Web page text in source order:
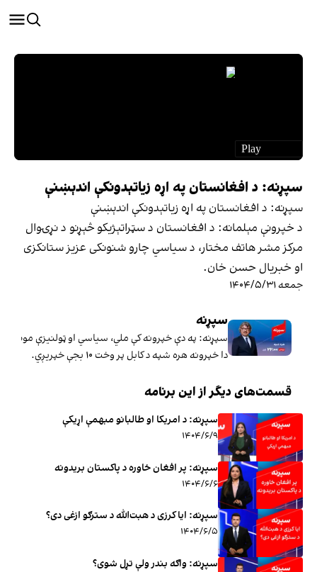
سپړنه: د افغانستان په اړه زیاتېدونکې اندېښنې
سپړنه: د افغانستان په اړه زیاتېدونکې اندېښنې
د خپرونې مېلمانه: د افغانستان د سټراتېژیکو څېړنو د نړۍوال
مرکز مشر هاتف مختار، د سیاسي چارو شنونکی عزیز ستانکزی
او خبریال حسن خان.
جمعه ۱۴۰۴/۵/۳۱
سپړنه
سپړنه: په دې خپرونه کې ملي، سیاسي او ټولنیزې موضوع
دا خپرونه هره شپه د کابل پر وخت ۱۰ بجې خپریږي.
قسمت‌های دیگر از این برنامه
سپړنه: د امریکا او طالبانو مبهمې اړیکې
۱۴۰۴/۶/۹
سپړنه: پر افغان خاوره د پاکستان بریدونه
۱۴۰۴/۶/۶
سپړنه: ایا کرزی د هبت‌الله د سترګو ازغی دی؟
۱۴۰۴/۶/۵
سپړنه: واګه بندر ولې تړل شوی؟